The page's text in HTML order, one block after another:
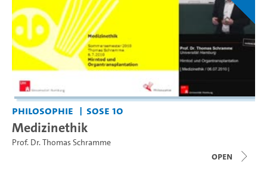
Philosophie SoSe 10
Medizinethik
Prof. Dr. Thomas Schramme
open